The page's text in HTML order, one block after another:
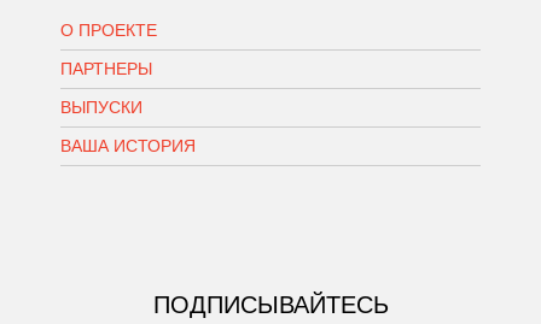
О ПРОЕКТЕ
ПАРТНЕРЫ
ВЫПУСКИ
ВАША ИСТОРИЯ
ПОДПИСЫВАЙТЕСЬ